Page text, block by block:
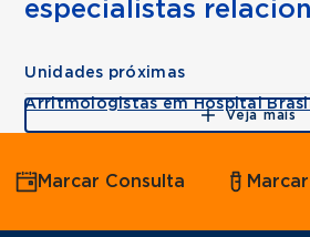
especialistas
Unidades próximas
Arritmologistas em Hospital
Veja mais
Marcar Consulta